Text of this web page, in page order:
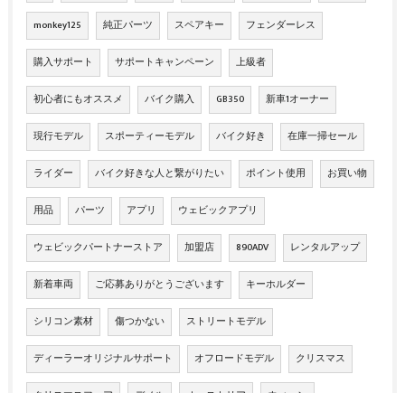
monkey125 純正パーツ スペアキー フェンダーレス
購入サポート サポートキャンペーン 上級者
初心者にもオススメ バイク購入 GB350 新車1オーナー
現行モデル スポーティーモデル バイク好き 在庫一掃セール
ライダー バイク好きな人と繋がりたい ポイント使用 お買い物
用品 パーツ アプリ ウェビックアプリ
ウェビックパートナーストア 加盟店 890ADV レンタルアップ
新着車両 ご応募ありがとうございます キーホルダー
シリコン素材 傷つかない ストリートモデル
ディーラーオリジナルサポート オフロードモデル クリスマス